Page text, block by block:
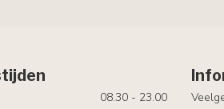
08.30 - 23.00